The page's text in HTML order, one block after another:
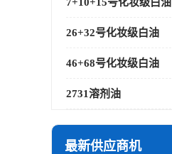
26+32号化妆级白油
46+68号化妆级白油
2731溶剂油
最新供应商机